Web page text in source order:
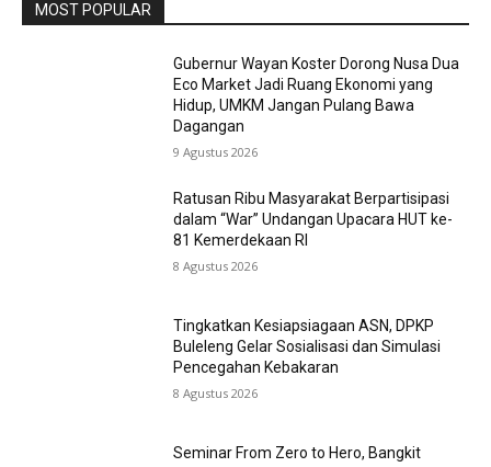
MOST POPULAR
Gubernur Wayan Koster Dorong Nusa Dua
Eco Market Jadi Ruang Ekonomi yang
Hidup, UMKM Jangan Pulang Bawa
Dagangan
9 Agustus 2026
Ratusan Ribu Masyarakat Berpartisipasi
dalam “War” Undangan Upacara HUT ke-
81 Kemerdekaan RI
8 Agustus 2026
Tingkatkan Kesiapsiagaan ASN, DPKP
Buleleng Gelar Sosialisasi dan Simulasi
Pencegahan Kebakaran
8 Agustus 2026
Seminar From Zero to Hero, Bangkit